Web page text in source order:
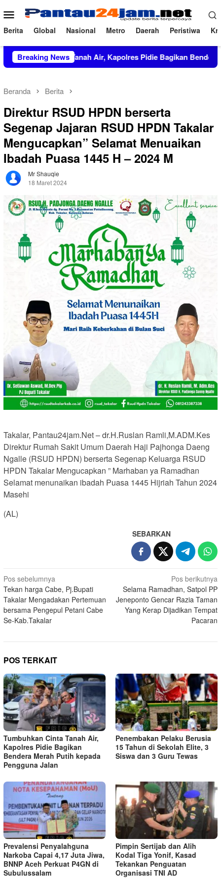
ke
konten
Menu
Mobile
Berita Global Nasional Metro Daerah Peristiwa
Breaking News
Cinta Tanah Air, Kapolres Pidie Bagikan Bendera Merah
Beranda Berita
Direktur RSUD HPDN berserta
Segenap Jajaran RSUD HPDN Takalar
Mengucapkan” Selamat Menuaikan
Ibadah Puasa 1445 H – 2024 M
Mr Shauqie
18 Maret 2024
Takalar, Pantau24jam.Net – dr.H.Ruslan Ramli,M.ADM.Kes
Direktur Rumah Sakit Umum Daerah Haji Pajhonga Daeng
Ngalle (RSUD HPDN) berserta Segenap Keluarga RSUD
HPDN Takalar Mengucapkan ” Marhaban ya Ramadhan
Selamat menunaikan ibadah Puasa 1445 Hijriah Tahun 2024
Masehi
(AL)
SEBARKAN
Navigasi
pos
Pos sebelumnya
Tekan harga Cabe, Pj.Bupati
Takalar Mengadakan Pertemuan
bersama Pengepul Petani Cabe
Se-Kab.Takalar
Pos berikutnya
Selama Ramadhan, Satpol PP
Jeneponto Gencar Razia Taman
Yang Kerap Dijadikan Tempat
Pacaran
POS TERKAIT
Tumbuhkan Cinta Tanah Air,
Kapolres Pidie Bagikan
Bendera Merah Putih kepada
Pengguna Jalan ‎
Penembakan Pelaku Berusia
15 Tahun di Sekolah Elite, 3
Siswa dan 3 Guru Tewas
Prevalensi Penyalahguna
Narkoba Capai 4,17 Juta Jiwa,
BNNP Aceh Perkuat P4GN di
Subulussalam
Pimpin Sertijab dan Alih
Kodal Tiga Yonif, Kasad
Tekankan Penguatan
Organisasi TNI AD